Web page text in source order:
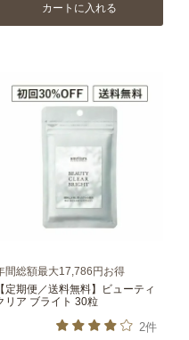
カートに入れる
間総額最大17,786円お得
【定期便／送料無料】ビューティ
リア ブライト 30粒
2件